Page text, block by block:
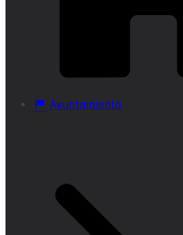
Ayuntamiento